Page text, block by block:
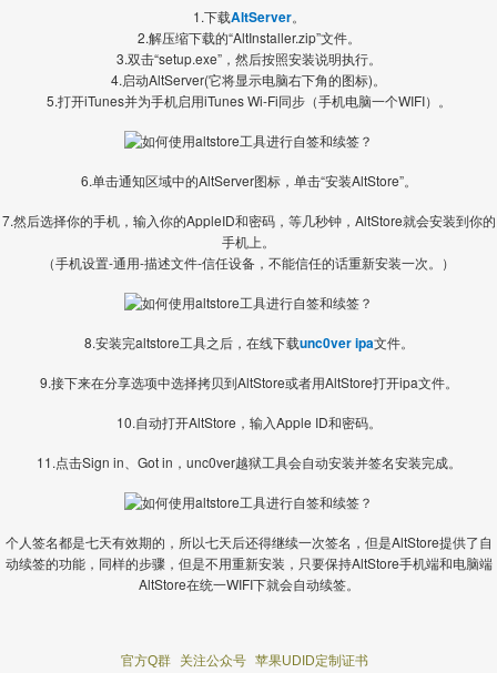
1.下载AltServer。
2.解压缩下载的“AltInstaller.zip”文件。
3.双击“setup.exe”，然后按照安装说明执行。
4.启动AltServer(它将显示电脑右下角的图标)。
5.打开iTunes并为手机启用iTunes Wi-Fi同步（手机电脑一个WIFI）。
6.单击通知区域中的AltServer图标，单击“安装AltStore”。
7.然后选择你的手机，输入你的AppleID和密码，等几秒钟，AltStore就会安装到你的
手机上。
（手机设置-通用-描述文件-信任设备，不能信任的话重新安装一次。）
8.安装完altstore工具之后，在线下载unc0ver ipa文件。
9.接下来在分享选项中选择拷贝到AltStore或者用AltStore打开ipa文件。
10.自动打开AltStore，输入Apple ID和密码。
11.点击Sign in、Got in，unc0ver越狱工具会自动安装并签名安装完成。
个人签名都是七天有效期的，所以七天后还得继续一次签名，但是AltStore提供了自
动续签的功能，同样的步骤，但是不用重新安装，只要保持AltStore手机端和电脑端
AltStore在统一WIFI下就会自动续签。
官方Q群 关注公众号 苹果UDID定制证书